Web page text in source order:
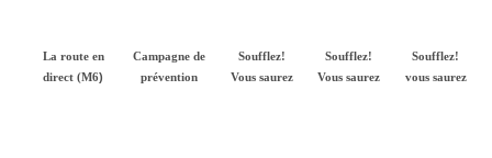
La route en
direct (M6)
Campagne de
prévention
Soufflez!
Vous saurez
Soufflez!
Vous saurez
Soufflez!
vous saurez